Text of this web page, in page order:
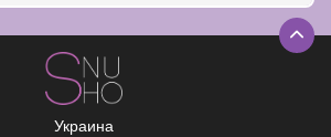
Украина